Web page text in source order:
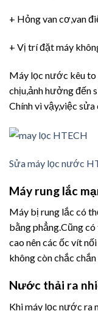
+ Hỏng van cơ,van
+ Vị trí đặt máy
Máy lọc nước kêu to
chịu,ảnh hưởng đến
Chính vì vậy,việc
Sửa máy lọc nước
Máy rung lắc
Máy bị rung lắc có
bằng phẳng.Cũng
cao nên các ốc vít
không còn chắc
Nước thải ra
Khi máy lọc nước ra